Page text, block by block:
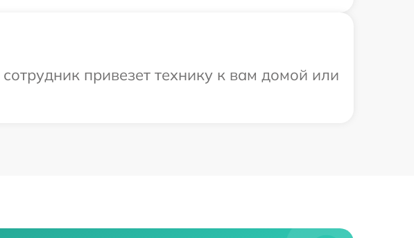
привезет технику к вам домой или